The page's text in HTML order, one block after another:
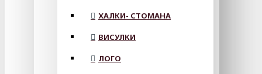
ХАЛКИ- СТОМАНА
ВИСУЛКИ
ЛОГО